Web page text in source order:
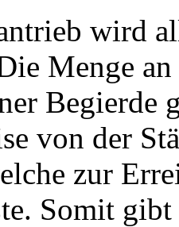
wird
Menge
Begierde
von der
zur
Somit